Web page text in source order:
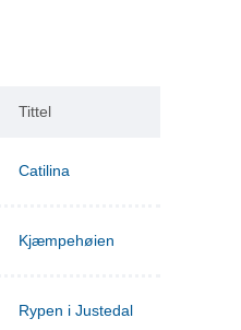
Tittel
Catilina
Kjæmpehøien
Rypen i Justedal